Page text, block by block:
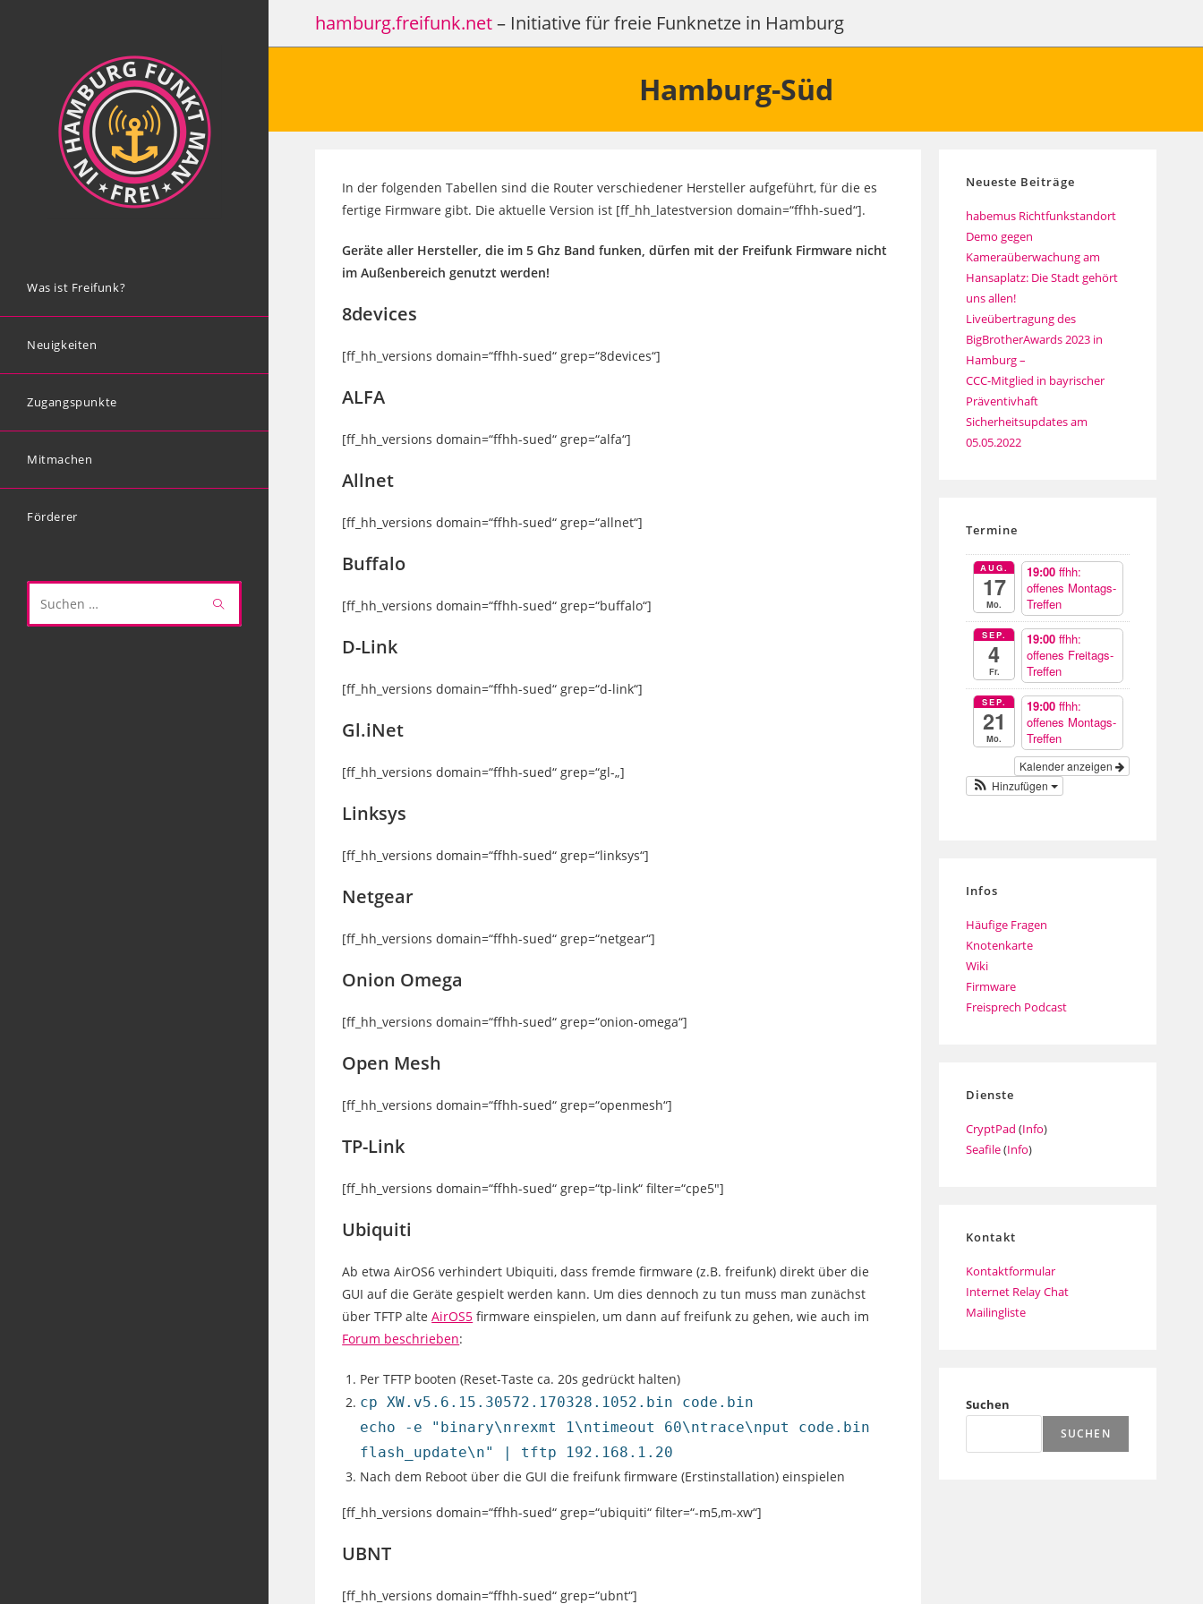
hamburg.freifunk.net– Initiative für freie Funknetze in Hamburg
Was ist Freifunk?
Neuigkeiten
Zugangspunkte
Mitmachen
Förderer
Diese
Hamburg-Süd
In der folgenden Tabellen sind die Router verschiedener Hersteller aufgeführt, für die es
fertige Firmware gibt. Die aktuelle Version ist [ff_hh_latestversion domain=“ffhh-sued“].
Geräte aller Hersteller, die im 5 Ghz Band funken, dürfen mit der Freifunk Firmware nicht
im Außenbereich genutzt werden!
8devices
[ff_hh_versions domain=“ffhh-sued“ grep=“8devices“]
ALFA
[ff_hh_versions domain=“ffhh-sued“ grep=“alfa“]
Allnet
[ff_hh_versions domain=“ffhh-sued“ grep=“allnet“]
Buffalo
[ff_hh_versions domain=“ffhh-sued“ grep=“buffalo“]
D-Link
[ff_hh_versions domain=“ffhh-sued“ grep=“d-link“]
Gl.iNet
[ff_hh_versions domain=“ffhh-sued“ grep=“gl-„]
Linksys
[ff_hh_versions domain=“ffhh-sued“ grep=“linksys“]
Netgear
[ff_hh_versions domain=“ffhh-sued“ grep=“netgear“]
Onion Omega
[ff_hh_versions domain=“ffhh-sued“ grep=“onion-omega“]
Open Mesh
[ff_hh_versions domain=“ffhh-sued“ grep=“openmesh“]
TP-Link
[ff_hh_versions domain=“ffhh-sued“ grep=“tp-link“ filter=“cpe5″]
Ubiquiti
Ab etwa AirOS6 verhindert Ubiquiti, dass fremde firmware (z.B. freifunk) direkt über die
GUI auf die Geräte gespielt werden kann. Um dies dennoch zu tun muss man zunächst
über TFTP alteAirOS5 firmware einspielen, um dann auf freifunk zu gehen, wie auch im
Forum beschrieben:
Per TFTP booten (Reset-Taste ca. 20s gedrückt halten)
cp XW.v5.6.15.30572.170328.1052.bin code.bin
echo -e "binary\nrexmt 1\ntimeout 60\ntrace\nput code.bin
flash_update\n" | tftp 192.168.1.20
Nach dem Reboot über die GUI die freifunk firmware (Erstinstallation) einspielen
[ff_hh_versions domain=“ffhh-sued“ grep=“ubiquiti“ filter=“-m5,m-xw“]
UBNT
[ff_hh_versions domain=“ffhh-sued“ grep=“ubnt“]
Neueste Beiträge
habemus Richtfunkstandort
Demo gegen
Kameraüberwachung am
Hansaplatz: Die Stadt gehört
uns allen!
Liveübertragung des
BigBrotherAwards 2023 in
Hamburg –
CCC-Mitglied in bayrischer
Präventivhaft
Sicherheitsupdates am
05.05.2022
Termine
AUG.
17
Mo.
19:00ffhh:
offenes Montags-
Treffen
SEP.
4
Fr.
19:00ffhh:
offenes Freitags-
Treffen
SEP.
21
Mo.
19:00ffhh:
offenes Montags-
Treffen
Kalender anzeigen
Hinzufügen
Infos
Häufige Fragen
Knotenkarte
Wiki
Firmware
Freisprech Podcast
Dienste
CryptPad (Info)
Seafile(Info)
Kontakt
Kontaktformular
Internet Relay Chat
Mailingliste
Suchen
SUCHEN